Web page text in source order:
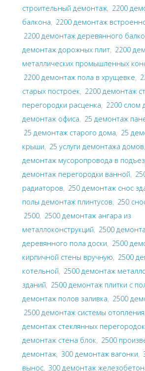
строительный демонтаж, 2200
балкона, 2200 демонтаж
2200 демонтаж деревянного
демонтаж дорожных плит, 2200
металлических промышленных
2200 демонтаж пола в хрущевке,
старых построек, 2200 демонтаж
перегородки расценка, 2200 слом
демонтаж офиса, 25 демонтаж
25 демонтаж старого дома, 25
крыши, 25 услуги демонтажа домов,
демонтаж мусоропровода в
демонтаж перегородки ванной,
радиаторов, 250 демонтаж снос
полы демонтаж плинтусов, 250
2500, 2500 демонтаж ангара из
металлоконструкций, 2500
деревянного пола доски, 2500
кирпичной стены вручную, 2500
котельной, 2500 демонтаж
зданий, 2500 демонтаж плитки с
демонтаж полов заливка, 2500
2500 демонтаж системы отопления
демонтаж стеклянных перегородок
демонтаж стена блок, 2500
демонтаж, 300 демонтаж вагонки,
вынос, 300 демонтаж